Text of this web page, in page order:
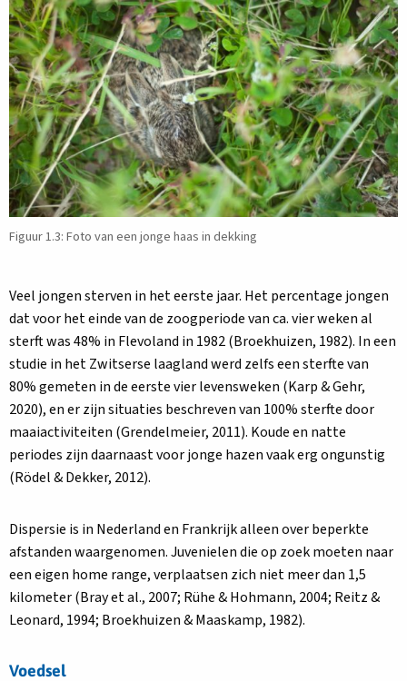
Figuur 1.3: Foto van een jonge haas in dekking
Veel jongen sterven in het eerste jaar. Het percentage jongen
dat voor het einde van de zoogperiode van ca. vier weken al
sterft was 48% in Flevoland in 1982 (Broekhuizen, 1982). In een
studie in het Zwitserse laagland werd zelfs een sterfte van
80% gemeten in de eerste vier levensweken (Karp & Gehr,
2020), en er zijn situaties beschreven van 100% sterfte door
maaiactiviteiten (Grendelmeier, 2011). Koude en natte
periodes zijn daarnaast voor jonge hazen vaak erg ongunstig
(Rödel & Dekker, 2012).
Dispersie is in Nederland en Frankrijk alleen over beperkte
afstanden waargenomen. Juvenielen die op zoek moeten naar
een eigen home range, verplaatsen zich niet meer dan 1,5
kilometer (Bray et al., 2007; Rühe & Hohmann, 2004; Reitz &
Leonard, 1994; Broekhuizen & Maaskamp, 1982).
Voedsel